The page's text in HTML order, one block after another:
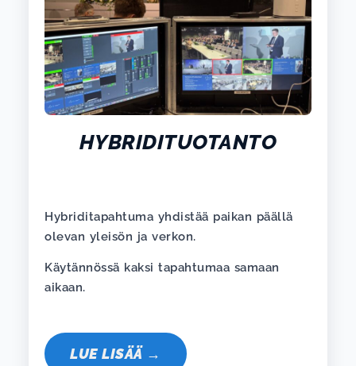
HYBRIDITUOTANTO
Hybriditapahtuma yhdistää paikan päällä
olevan yleisön ja verkon.
Käytännössä kaksi tapahtumaa samaan
aikaan.
LUE LISÄÄ →